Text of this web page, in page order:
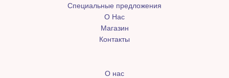
Специальные предложения
О Нас
Магазин
Контакты
О нас